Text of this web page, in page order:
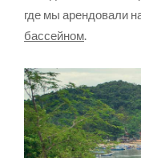
где мы арендовали
бассейном.